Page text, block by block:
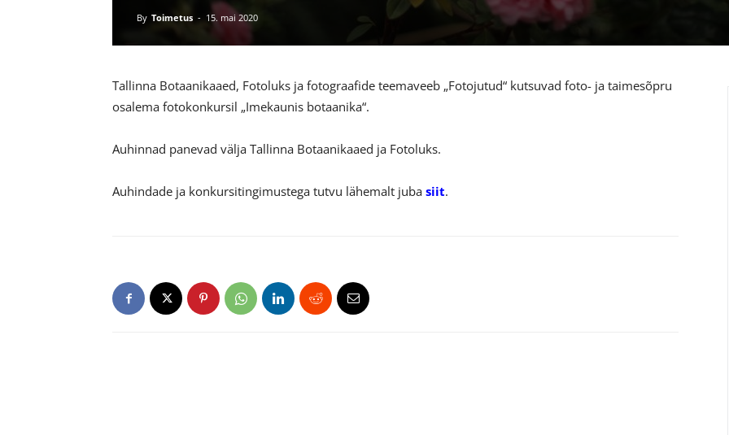
By Toimetus - 15. mai 2020
Tallinna Botaanikaaed, Fotoluks ja fotograafide teemaveeb „Fotojutud“ kutsuvad foto- ja taimesõpru
osalema fotokonkursil „Imekaunis botaanika“.
Auhinnad panevad välja Tallinna Botaanikaaed ja Fotoluks.
Auhindade ja konkursitingimustega tutvu lähemalt juba siit.